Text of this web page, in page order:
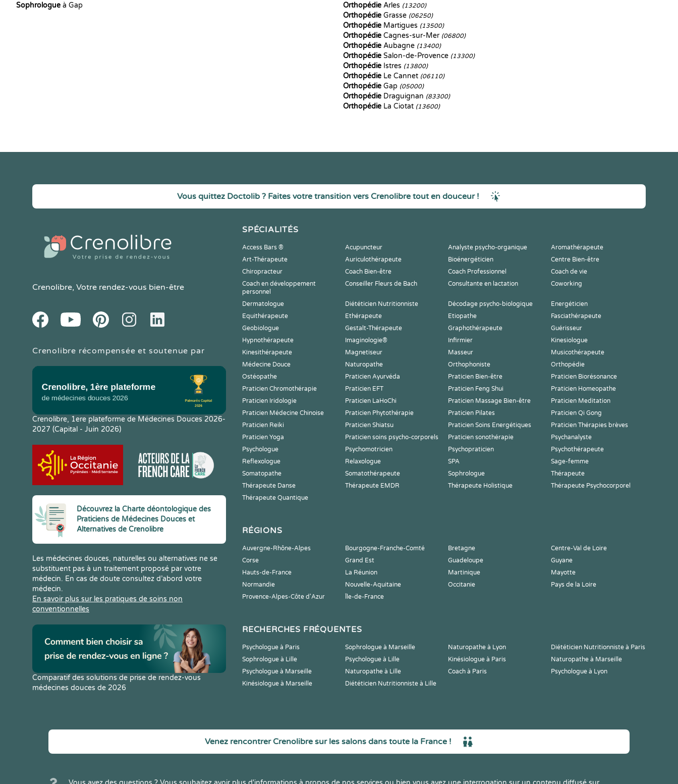
Sophrologue à Gap Orthopédie Arles (13200)
Orthopédie Grasse (06250)
Orthopédie Martigues (13500)
Orthopédie Cagnes-sur-Mer (06800)
Orthopédie Aubagne (13400)
Orthopédie Salon-de-Provence (13300)
Orthopédie Istres (13800)
Orthopédie Le Cannet (06110)
Orthopédie Gap (05000)
Orthopédie Draguignan (83300)
Orthopédie La Ciotat (13600)
Vous quittez Doctolib ? Faites votre transition vers Crenolibre tout en douceur !
Crenolibre, Votre rendez-vous bien-être
FacebookYoutube PinteresetInstagramLinkedIn
Crenolibre récompensée et soutenue par
Crenolibre, 1ere plateforme de Médecines Douces 2026-
2027 (Capital - Juin 2026)
Découvrez la Charte déontologique des
Praticiens de Médecines Douces et
Alternatives de Crenolibre
Les médecines douces, naturelles ou alternatives ne se
substituent pas à un traitement proposé par votre
médecin. En cas de doute consultez d’abord votre
médecin.
En savoir plus sur les pratiques de soins non
conventionnelles
Comparatif des solutions de prise de rendez-vous
médecines douces de 2026
SPÉCIALITÉS
Access Bars ® Acupuncteur Analyste psycho-organique
Aromathérapeute
Art-Thérapeute
Auriculothérapeute Bioénergéticien
Centre Bien-être
Chiropracteur
Coach Bien-être Coach Professionnel
Coach de vie
Coach en développement
personnel
Conseiller Fleurs de Bach Consultante en lactation Coworking
Dermatologue Diététicien Nutritionniste Décodage psycho-biologique
Energéticien
Equithérapeute
Ethérapeute Etiopathe
Fasciathérapeute
Geobiologue
Gestalt-Thérapeute Graphothérapeute
Guérisseur
Hypnothérapeute
Imaginologie® Infirmier
Kinesiologue
Kinesithérapeute
Magnetiseur Masseur
Musicothérapeute
Médecine Douce
Naturopathe Orthophoniste
Orthopédie
Ostéopathe
Praticien Ayurvéda Praticien Bien-être
Praticien Biorésonance
Praticien Chromothérapie
Praticien EFT Praticien Feng Shui
Praticien Homeopathe
Praticien Iridologie
Praticien LaHoChi Praticien Massage Bien-être
Praticien Meditation
Praticien Médecine Chinoise
Praticien Phytothérapie Praticien Pilates
Praticien Qi Gong
Praticien Reiki
Praticien Shiatsu Praticien Soins Energétiques
Praticien Thérapies brèves
Praticien Yoga
Praticien soins psycho-corporels Praticien sonothérapie
Psychanalyste
Psychologue
Psychomotricien Psychopraticien
Psychothérapeute
Reflexologue
Relaxologue SPA
Sage-femme
Somatopathe
Somatothérapeute Sophrologue
Thérapeute
Thérapeute Danse
Thérapeute EMDR Thérapeute Holistique
Thérapeute Psychocorporel
Thérapeute Quantique
RÉGIONS
Auvergne-Rhône-Alpes Bourgogne-Franche-Comté Bretagne
Centre-Val de Loire
Corse
Grand Est Guadeloupe
Guyane
Hauts-de-France
La Réunion Martinique
Mayotte
Normandie
Nouvelle-Aquitaine Occitanie
Pays de la Loire
Provence-Alpes-Côte d'Azur
Île-de-France
RECHERCHES FRÉQUENTES
Psychologue à Paris Sophrologue à Marseille Naturopathe à Lyon
Diététicien Nutritionniste à Paris
Sophrologue à Lille
Psychologue à Lille Kinésiologue à Paris
Naturopathe à Marseille
Psychologue à Marseille
Naturopathe à Lille Coach à Paris
Psychologue à Lyon
Kinésiologue à Marseille
Diététicien Nutritionniste à Lille
Venez rencontrer Crenolibre sur les salons dans toute la France !